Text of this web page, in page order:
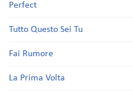
Perfect
Tutto Questo Sei Tu
Fai Rumore
La Prima Volta